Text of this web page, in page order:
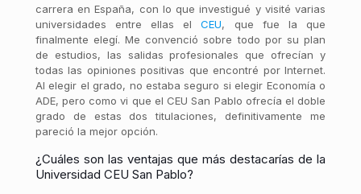
carrera en España, con lo que investigué y visité varias
universidades entre ellas elCEU, que fue la que
finalmente elegí. Me convenció sobre todo por su plan
de estudios, las salidas profesionales que ofrecían y
todas las opiniones positivas que encontré por Internet.
Al elegir el grado, no estaba seguro si elegir Economía o
ADE, pero como vi que el CEU San Pablo ofrecía el doble
grado de estas dos titulaciones, definitivamente me
pareció la mejor opción.
¿Cuáles son las ventajas que más destacarías de la
Universidad CEU San Pablo?